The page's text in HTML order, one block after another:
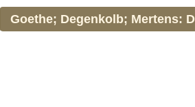
Goethe; Degenkolb; Mertens: